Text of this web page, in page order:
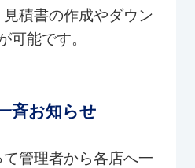
積書の作成やダウン
可能です。
斉お知らせ
管理者から各店へ一